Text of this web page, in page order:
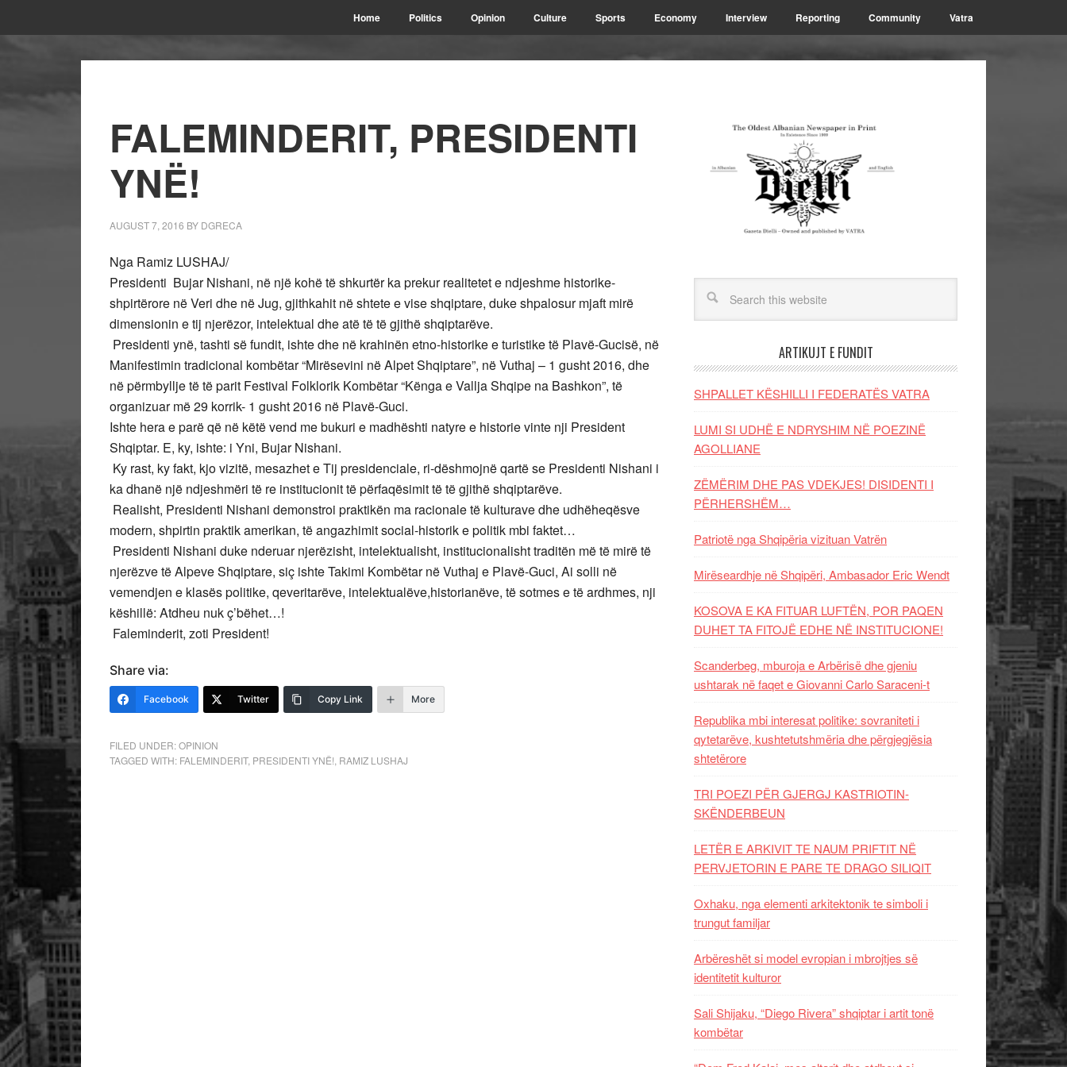
Home Politics Opinion Culture Sports Economy Interview Reporting Community Vatra
FALEMINDERIT, PRESIDENTI
YNË!
AUGUST 7, 2016 BY DGRECA
Nga Ramiz LUSHAJ/
Presidenti Bujar Nishani, në një kohë të shkurtër ka prekur realitetet e ndjeshme historike-
shpirtërore në Veri dhe në Jug, gjithkahit në shtete e vise shqiptare, duke shpalosur mjaft mirë
dimensionin e tij njerëzor, intelektual dhe atë të të gjithë shqiptarëve.
Presidenti ynë, tashti së fundit, ishte dhe në krahinën etno-historike e turistike të Plavë-Gucisë, në
Manifestimin tradicional kombëtar “Mirësevini në Alpet Shqiptare”, në Vuthaj – 1 gusht 2016, dhe
në përmbyllje të të parit Festival Folklorik Kombëtar “Kënga e Vallja Shqipe na Bashkon”, të
organizuar më 29 korrik- 1 gusht 2016 në Plavë-Guci.
Ishte hera e parë që në këtë vend me bukuri e madhështi natyre e historie vinte nji President
Shqiptar. E, ky, ishte: i Yni, Bujar Nishani.
Ky rast, ky fakt, kjo vizitë, mesazhet e Tij presidenciale, ri-dëshmojnë qartë se Presidenti Nishani i
ka dhanë një ndjeshmëri të re institucionit të përfaqësimit të të gjithë shqiptarëve.
Realisht, Presidenti Nishani demonstroi praktikën ma racionale të kulturave dhe udhëheqësve
modern, shpirtin praktik amerikan, të angazhimit social-historik e politik mbi faktet…
Presidenti Nishani duke nderuar njerëzisht, intelektualisht, institucionalisht traditën më të mirë të
njerëzve të Alpeve Shqiptare, siç ishte Takimi Kombëtar në Vuthaj e Plavë-Guci, Ai solli në
vemendjen e klasës politike, qeveritarëve, intelektualëve,historianëve, të sotmes e të ardhmes, nji
këshillë: Atdheu nuk ç’bëhet…!
Faleminderit, zoti President!
Share via:
Facebook Twitter Copy Link More
FILED UNDER:OPINION
TAGGED WITH: FALEMINDERIT, PRESIDENTI YNË! RAMIZ LUSHAJ
ARTIKUJT E FUNDIT
SHPALLET KËSHILLI I FEDERATËS VATRA
LUMI SI UDHË E NDRYSHIM NË POEZINË
AGOLLIANE
ZËMËRIM DHE PAS VDEKJES! DISIDENTI I
PËRHERSHËM…
Patriotë nga Shqipëria vizituan Vatrën
Mirëseardhje në Shqipëri, Ambasador Eric Wendt
KOSOVA E KA FITUAR LUFTËN, POR PAQEN
DUHET TA FITOJË EDHE NË INSTITUCIONE!
Scanderbeg, mburoja e Arbërisë dhe gjeniu
ushtarak në faqet e Giovanni Carlo Saraceni-t
Republika mbi interesat politike: sovraniteti i
qytetarëve, kushtetutshmëria dhe përgjegjësia
shtetërore
TRI POEZI PËR GJERGJ KASTRIOTIN-
SKËNDERBEUN
LETËR E ARKIVIT TE NAUM PRIFTIT NË
PERVJETORIN E PARE TE DRAGO SILIQIT
Oxhaku, nga elementi arkitektonik te simboli i
trungut familjar
Arbëreshët si model evropian i mbrojtjes së
identitetit kulturor
Sali Shijaku, “Diego Rivera” shqiptar i artit tonë
kombëtar